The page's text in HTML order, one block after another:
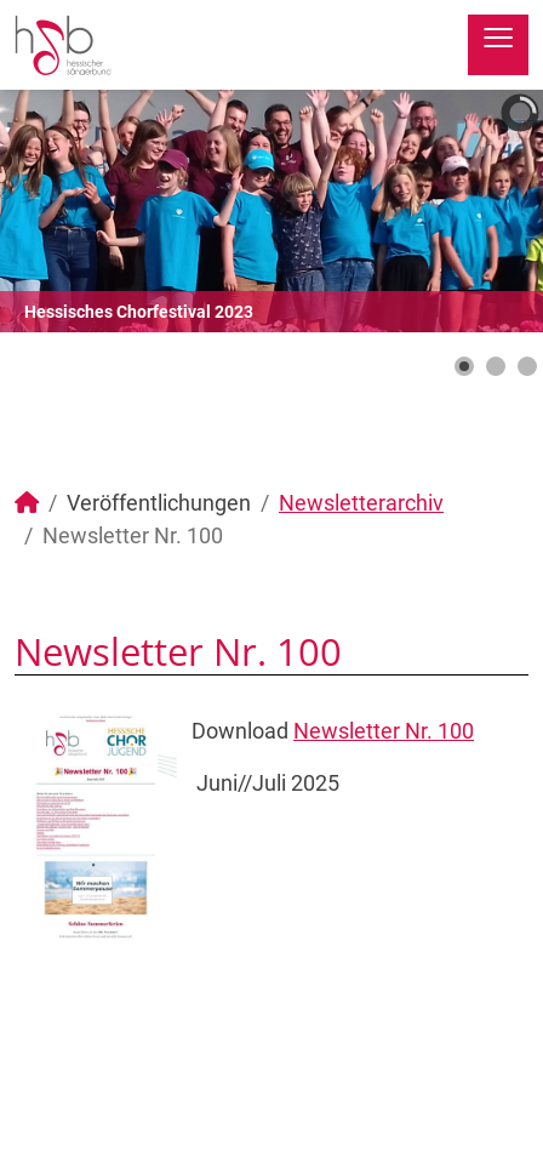
Hessisches Chorfestival 2023
Veröffentlichungen
Newsletterarchiv
Newsletter Nr. 100
Newsletter Nr. 100
Download Newsletter Nr. 100
Juni//Juli 2025
≡